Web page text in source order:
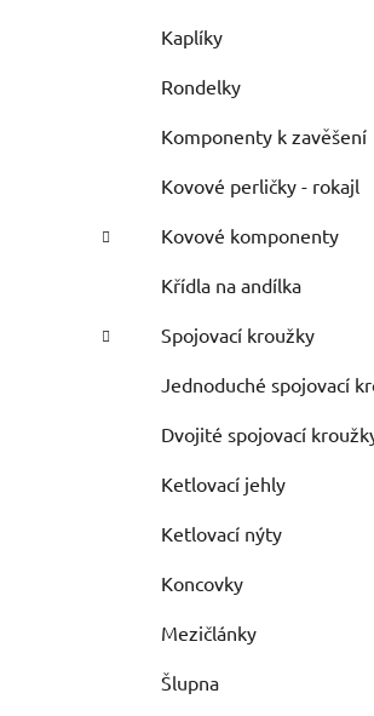
Kaplíky
Rondelky
Komponenty k zavěšení
Kovové perličky - rokajl
Kovové komponenty
Křídla na andílka
Spojovací kroužky
Jednoduché spojovací
Dvojité spojovací
Ketlovací jehly
Ketlovací nýty
Koncovky
Mezičlánky
Šlupna